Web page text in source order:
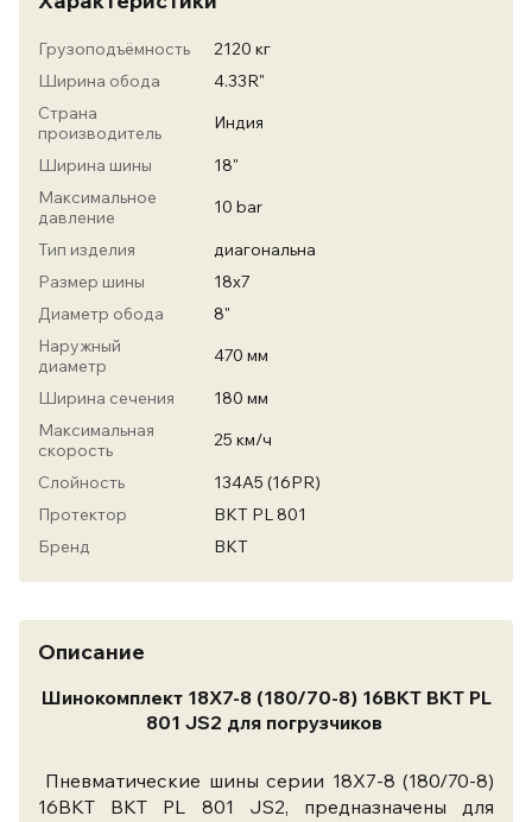
Грузоподъёмность
2120 кг
Ширина обода
4.33R"
Страна
производитель
Индия
Ширина шины
18"
Максимальное
давление
10 bar
Тип изделия
диагональна
Размер шины
18х7
Диаметр обода
8"
Наружный
диаметр
470 мм
Ширина сечения
180 мм
Максимальная
скорость
25 км/ч
Слойность
134A5 (16PR)
Протектор
BKT PL 801
Бренд
ВКТ
Описание
Шинокомплект 18X7-8 (180/70-8) 16BKT BKT PL
801 JS2 для погрузчиков
Пневматические шины серии 18X7-8 (180/70-8)
16BKT BKT PL 801 JS2, предназначены для